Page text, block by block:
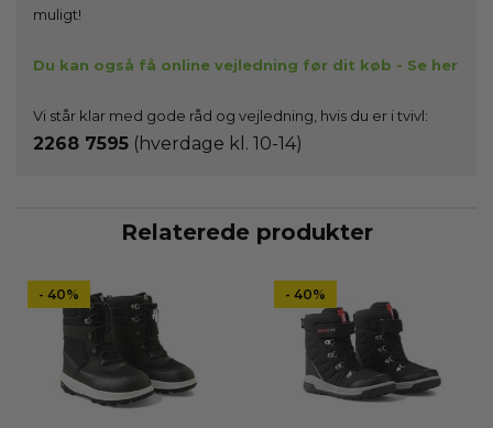
muligt!
Du kan også få online vejledning før dit køb - Se her
Vi står klar med gode råd og vejledning, hvis du er i tvivl:
2268 7595 (hverdage kl. 10-14)
Relaterede produkter
- 40% - 40%